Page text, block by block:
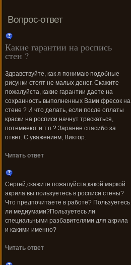
Вопрос-ответ
Какие гарантии на роспись
стен ?
Здравствуйте, как я понимаю подобные
рисунки стоят не малых денег. Скажите
пожалуйста, какие гарантии даете на
сохранность выполненных Вами фресок на
стене ? И что делать, если после оплаты
краски на росписи начнут трескаться,
потемнеют и т.п.? Заранее спасибо за
ответ. С уважением, Виктор.
Читать ответ
Сергей,скажите пожалуйста,какой маркой
акрила вы пользуетесь в росписи стены?
Что предпочитаете в работе? Пользуетесь
ли медиумами?Пользуетесь ли
специальными разбавителями для акрила
и какими именно?
Читать ответ